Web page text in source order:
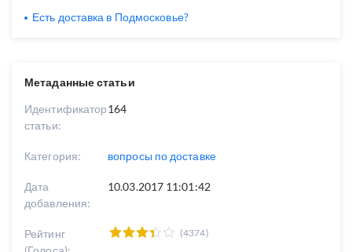
Метаданные статьи
Идентификатор
статьи:
164
Категория: вопросы по доставке
Дата
добавления:
10.03.2017 11:01:42
Рейтинг
(4374)
Есть доставка в Подмосковье?